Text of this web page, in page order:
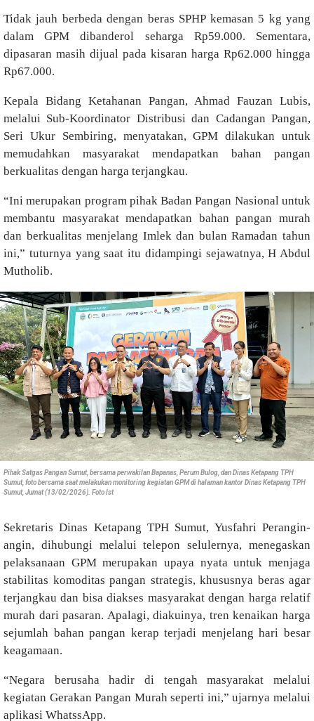
Tidak jauh berbeda dengan beras SPHP kemasan 5 kg yang
dalam GPM dibanderol seharga Rp59.000. Sementara,
dipasaran masih dijual pada kisaran harga Rp62.000 hingga
Rp67.000.
Kepala Bidang Ketahanan Pangan, Ahmad Fauzan Lubis,
melalui Sub-Koordinator Distribusi dan Cadangan Pangan,
Seri Ukur Sembiring, menyatakan, GPM dilakukan untuk
memudahkan masyarakat mendapatkan bahan pangan
berkualitas dengan harga terjangkau.
“Ini merupakan program pihak Badan Pangan Nasional untuk
membantu masyarakat mendapatkan bahan pangan murah
dan berkualitas menjelang Imlek dan bulan Ramadan tahun
ini,” tuturnya yang saat itu didampingi sejawatnya, H Abdul
Mutholib.
Pihak Satgas Pangan Sumut, bersama perwakilan Bapanas, Perum Bulog, dan Dinas Ketapang TPH
Sumut, foto bersama saat melakukan monitoring kegiatan GPM di halaman kantor Dinas Ketapang TPH
Sumut, Jumat (13/02/2026). Foto Ist
Sekretaris Dinas Ketapang TPH Sumut, Yusfahri Perangin-
angin, dihubungi melalui telepon selulernya, menegaskan
pelaksanaan GPM merupakan upaya nyata untuk menjaga
stabilitas komoditas pangan strategis, khususnya beras agar
terjangkau dan bisa diakses masyarakat dengan harga relatif
murah dari pasaran. Apalagi, diakuinya, tren kenaikan harga
sejumlah bahan pangan kerap terjadi menjelang hari besar
keagamaan.
“Negara berusaha hadir di tengah masyarakat melalui
kegiatan Gerakan Pangan Murah seperti ini,” ujarnya melalui
aplikasi WhatssApp.